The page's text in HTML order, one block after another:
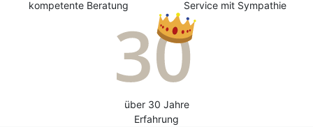
kompetente Beratung Service mit Sympathie
über 30 Jahre
Erfahrung